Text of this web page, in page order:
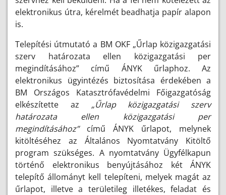
elektronikus útra, kérelmét beadhatja papír alapon
is.
Telepítési útmutató a BM OKF „Űrlap közigazgatási
szerv határozata ellen közigazgatási per
megindításához” című ÁNYK űrlaphoz. Az
elektronikus ügyintézés biztosítása érdekében a
BM Országos Katasztrófavédelmi Főigazgatóság
elkészítette az „Űrlap közigazgatási szerv
határozata ellen közigazgatási per
megindításához” című ÁNYK űrlapot, melynek
kitöltéséhez az Általános Nyomtatvány Kitöltő
program szükséges. A nyomtatvány Ügyfélkapun
történő elektronikus benyújtásához két ÁNYK
telepítő állományt kell telepíteni, melyek magát az
űrlapot, illetve a területileg illetékes, feladat és